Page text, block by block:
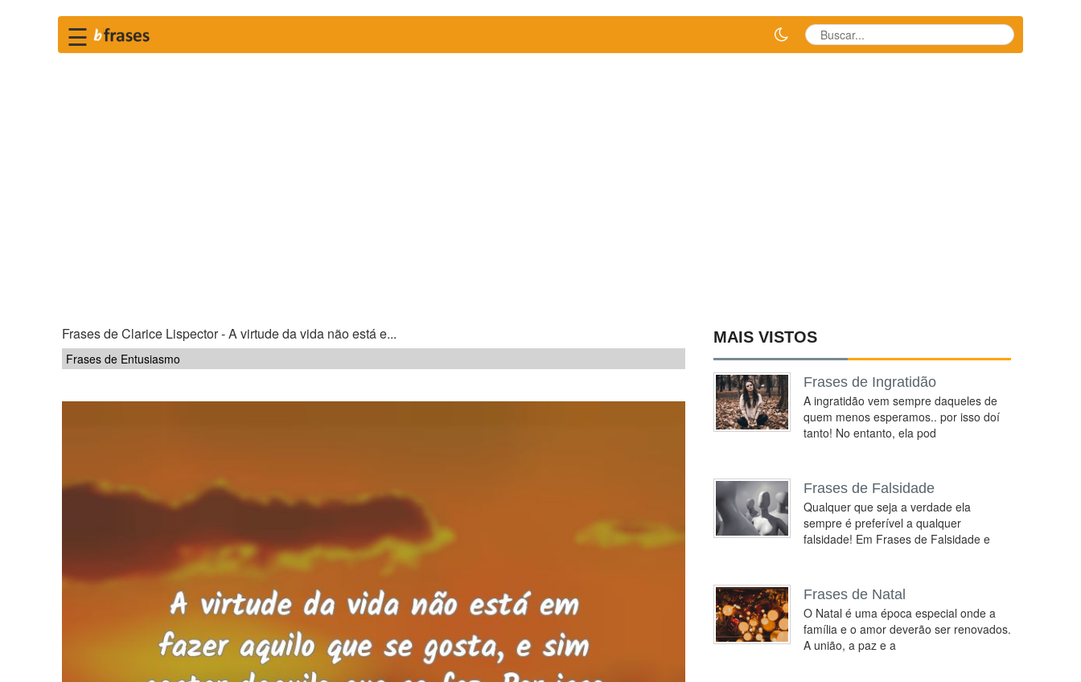
☰
Frases de Clarice Lispector - A virtude da vida não está e...
Frases de Entusiasmo
MAIS VISTOS
Frases de Ingratidão
A ingratidão vem sempre daqueles de
quem menos esperamos.. por isso doí
tanto! No entanto, ela pod
Frases de Falsidade
Qualquer que seja a verdade ela
sempre é preferível a qualquer
falsidade! Em Frases de Falsidade e
Frases de Natal
O Natal é uma época especial onde a
família e o amor deverão ser renovados.
A união, a paz e a